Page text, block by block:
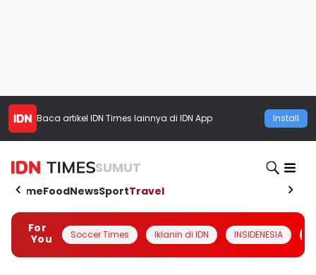
Baca artikel IDN Times lainnya di IDN App Install
SUMUT
HomeFoodNewsSportTravel
For
You
Soccer Times Iklanin di IDN INSIDENESIA